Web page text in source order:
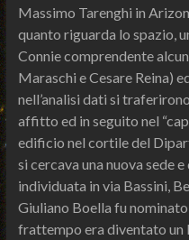
Massimo Tarenghi in
quanto riguarda lo spazio,
Connie comprendente
Maraschi e Cesare Reina)
nell’analisi dati si
affitto ed in seguito nel
edificio nel cortile del
si cercava una nuova sede
individuata in via Bassini,
Giuliano Boella fu
frattempo era diventato un